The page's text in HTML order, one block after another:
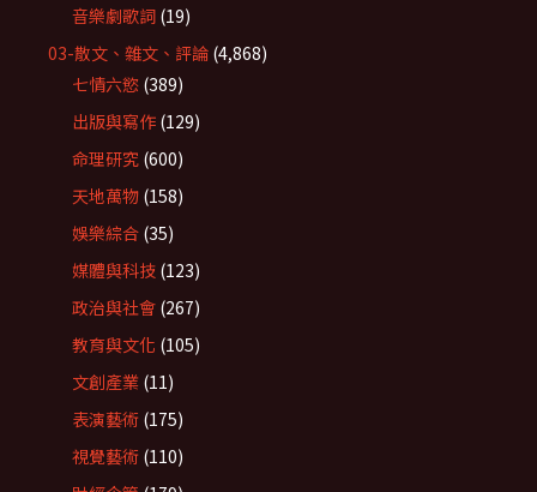
音樂劇歌詞 (19)
03-散文、雜文、評論 (4,868)
七情六慾 (389)
出版與寫作 (129)
命理研究 (600)
天地萬物 (158)
娛樂綜合 (35)
媒體與科技 (123)
政治與社會 (267)
教育與文化 (105)
文創產業 (11)
表演藝術 (175)
視覺藝術 (110)